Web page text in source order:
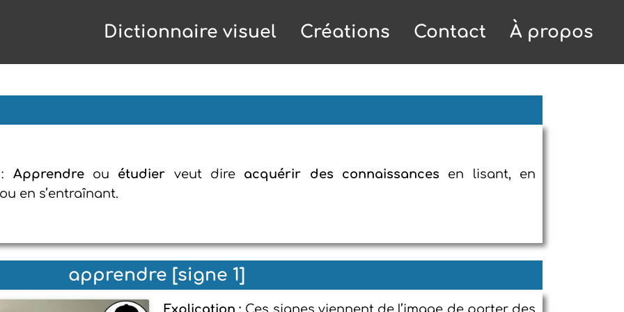
Dictionnaire visuel Créations Contact À propos
: Apprendreou étudier veut dire acquérir des connaissances en lisant, en
en s’entraînant.
apprendre [signe 1]
Explication : Ces signes viennent de l’image de porter des